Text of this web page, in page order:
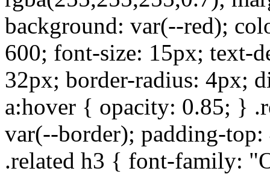
background: var(--red);
600; font-size: 15px; text-
32px; border-radius: 4px;
a:hover { opacity: 0.85; }
var(--border); padding-
.related h3 { font-family: